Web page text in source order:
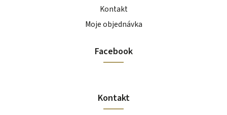
Kontakt
Moje objednávka
Facebook
Kontakt